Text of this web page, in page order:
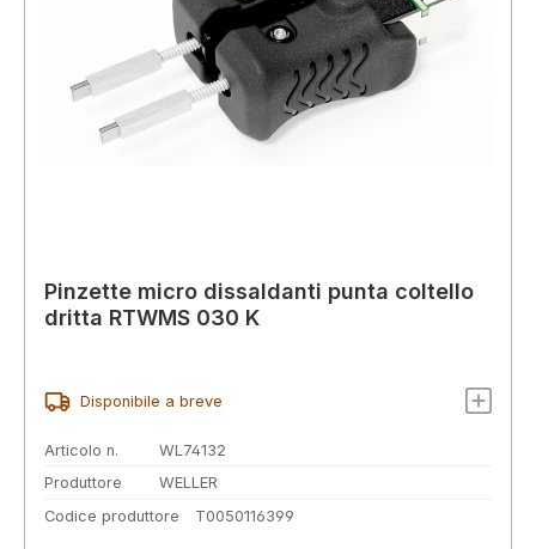
Pinzette micro dissaldanti punta coltello
dritta RTWMS 030 K
Disponibile a breve
Articolo n.
WL74132
Produttore
WELLER
Codice produttore
T0050116399